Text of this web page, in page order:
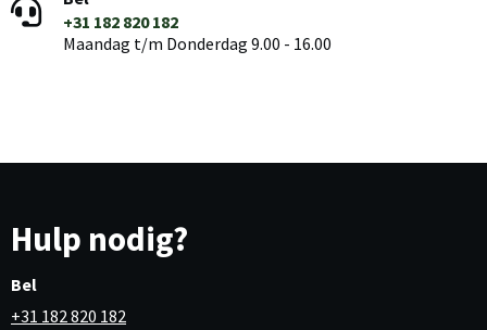
+31 182 820 182
Maandag t/m Donderdag 9.00 - 16.00
Hulp nodig?
Bel
+31 182 820 182